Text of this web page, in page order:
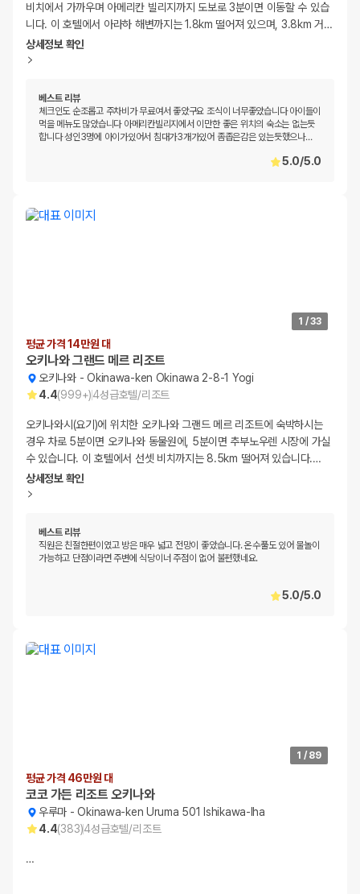
비치에서 가까우며 아메리칸 빌리지까지 도보로 3분이면 이동할 수 있습
니다. 이 호텔에서 아라하 해변까지는 1.8km 떨어져 있으며, 3.8km 거…
상세정보 확인
베스트 리뷰
체크인도 순조롭고 주차비가 무료여서 좋았구요 조식이 너무좋았습니다 아이들이
먹을 메뉴도 많았습니다 아메리칸빌리지에서 이만한 좋은 위치의 숙소는 없는듯
합니다 성인3명에 아이가있어서 침대가3개가있어 좀좁은감은 있는듯했으나…
5.0/5.0
1 /33
평균 가격 14만원 대
오키나와 그랜드 메르 리조트
오키나와-Okinawa-ken Okinawa 2-8-1 Yogi
4.4(999+)4성급호텔/리조트
오키나와시(요기)에 위치한 오키나와 그랜드 메르 리조트에 숙박하시는
경우 차로 5분이면 오키나와 동물원에, 5분이면 추부노우렌 시장에 가실
수 있습니다. 이 호텔에서 선셋 비치까지는 8.5km 떨어져 있습니다.…
상세정보 확인
베스트 리뷰
직원은 친절한편이였고 방은 매우 넓고 전망이 좋았습니다. 온수풀도 있어 물놀이
가능하고 단점이라면 주변에 식당이너 주점이 없어 불편했네요.
5.0/5.0
1 / 89
평균 가격 46만원 대
코코 가든 리조트 오키나와
우루마 -Okinawa-ken Uruma 501 Ishikawa-Iha
4.4(383)4성급호텔/리조트
…